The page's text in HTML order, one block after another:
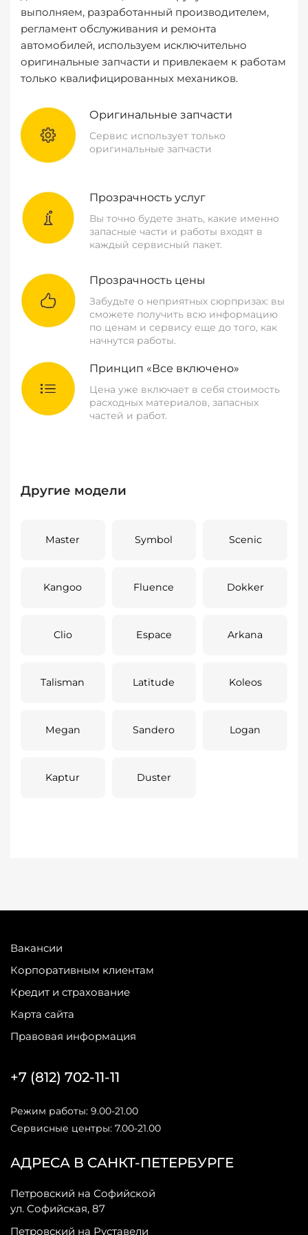
выполняем, разработанный производителем,
регламент обслуживания и ремонта
автомобилей, используем исключительно
оригинальные запчасти и привлекаем к работам
только квалифицированных механиков.
Оригинальные запчасти
Сервис использует только
оригинальные запчасти
Прозрачность услуг
Вы точно будете знать, какие именно
запасные части и работы входят в
каждый сервисный пакет.
Прозрачность цены
Забудьте о неприятных сюрпризах: вы
сможете получить всю информацию
по ценам и сервису еще до того, как
начнутся работы.
Принцип «Все включено»
Цена уже включает в себя стоимость
расходных материалов, запасных
частей и работ.
Другие модели
Master Symbol Scenic
Kangoo Fluence Dokker
Clio Espace Arkana
Talisman Latitude Koleos
Megan Sandero Logan
Kaptur Duster
Вакансии
Корпоративным клиентам
Кредит и страхование
Карта сайта
Правовая информация
АДРЕСА В САНКТ-ПЕТЕРБУРГЕ
Петровский на Софийской
ул. Софийская, 87
Петровский на Руставели
+7 (812) 702-11-11
Режим работы: 9.00-21.00
Сервисные центры: 7.00-21.00